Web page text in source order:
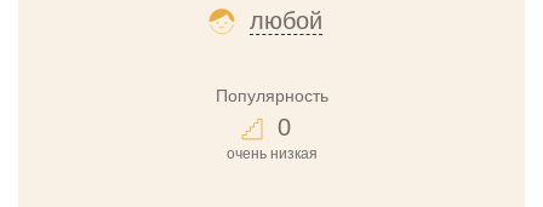
любой
Популярность
0
очень низкая